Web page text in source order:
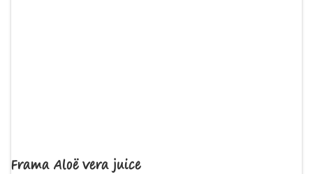
Frama Aloë Vera juice